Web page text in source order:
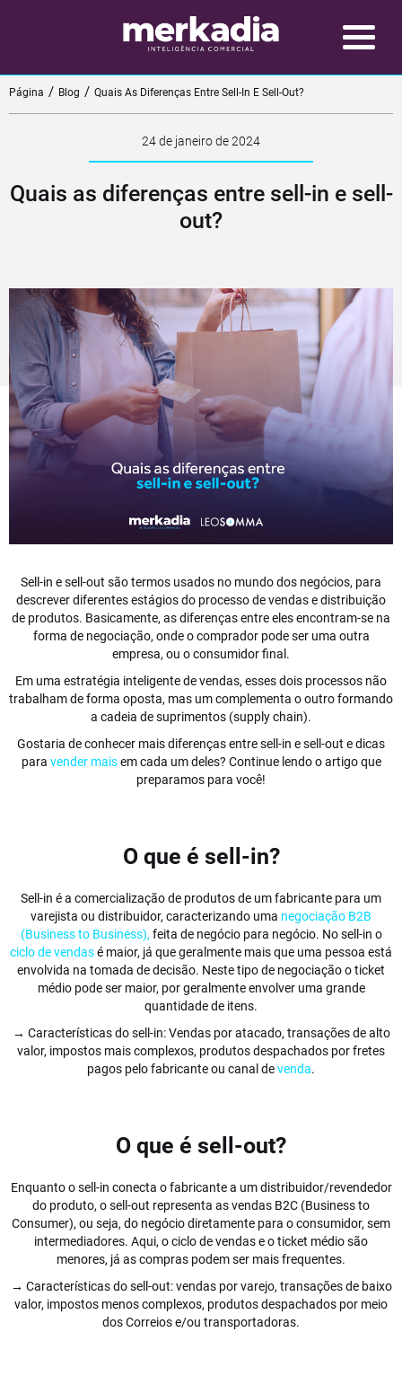
Página Blog Quais As Diferenças Entre Sell-In E Sell-Out?
24 de janeiro de 2024
Quais as diferenças entre sell-in e sell-
out?
Sell-in e sell-out são termos usados no mundo dos negócios, para
descrever diferentes estágios do processo de vendas e distribuição
de produtos. Basicamente, as diferenças entre eles encontram-se na
forma de negociação, onde o comprador pode ser uma outra
empresa, ou o consumidor final.
Em uma estratégia inteligente de vendas, esses dois processos não
trabalham de forma oposta, mas um complementa o outro formando
a cadeia de suprimentos (supply chain).
Gostaria de conhecer mais diferenças entre sell-in e sell-out e dicas
para vender maisem cada um deles? Continue lendo o artigo que
preparamos para você!
O que é sell-in?
Sell-in é a comercialização de produtos de um fabricante para um
varejista ou distribuidor, caracterizando uma negociação B2B
(Business to Business),feita de negócio para negócio. No sell-in o
ciclo de vendasé maior, já que geralmente mais que uma pessoa está
envolvida na tomada de decisão. Neste tipo de negociação o ticket
médio pode ser maior, por geralmente envolver uma grande
quantidade de itens.
→ Características do sell-in: Vendas por atacado, transações de alto
valor, impostos mais complexos, produtos despachados por fretes
pagos pelo fabricante ou canal devenda.
O que é sell-out?
Enquanto o sell-in conecta o fabricante a um distribuidor/revendedor
do produto, o sell-out representa as vendas B2C (Business to
Consumer), ou seja, do negócio diretamente para o consumidor, sem
intermediadores. Aqui, o ciclo de vendas e o ticket médio são
menores, já as compras podem ser mais frequentes.
→ Características do sell-out: vendas por varejo, transações de baixo
valor, impostos menos complexos, produtos despachados por meio
dos Correios e/ou transportadoras.